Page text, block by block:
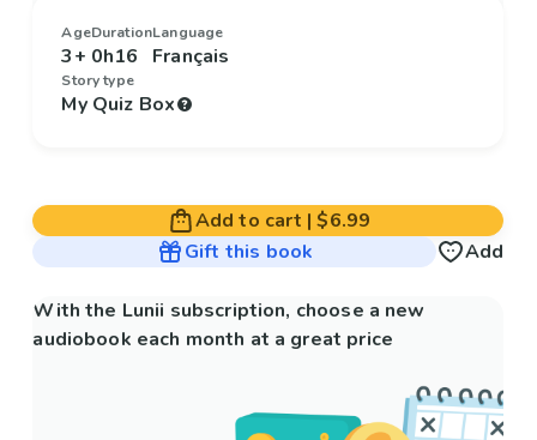
Age
3+
Duration
0h16
Language
Français
Story type
My Quiz Box
Add to cart |$6.99
Gift this book
Add
With the Lunii subscription, choose a new
audiobook each month at a great price